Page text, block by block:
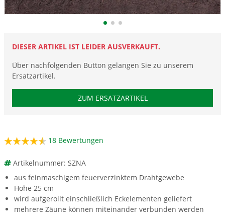
DIESER ARTIKEL IST LEIDER AUSVERKAUFT.
Über nachfolgenden Button gelangen Sie zu unserem
Ersatzartikel.
ZUM ERSATZARTIKEL
18 Bewertungen
Artikelnummer: SZNA
aus feinmaschigem feuerverzinktem Drahtgewebe
Höhe 25 cm
wird aufgerollt einschließlich Eckelementen geliefert
mehrere Zäune können miteinander verbunden werden